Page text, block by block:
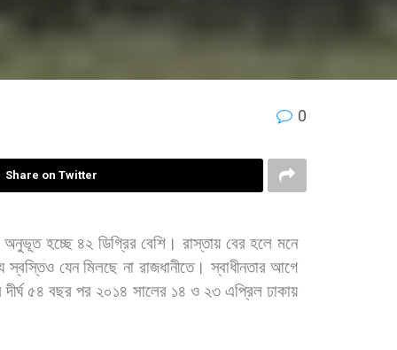
0
Share on Twitter
অনুভূত হচ্ছে ৪২ ডিগ্রির বেশি। রাস্তায় বের হলে মনে
স্বস্তিও যেন মিলছে না রাজধানীতে। স্বাধীনতার আগে
দীর্ঘ ৫৪ বছর পর ২০১৪ সালের ১৪ ও ২৩ এপ্রিল ঢাকায়